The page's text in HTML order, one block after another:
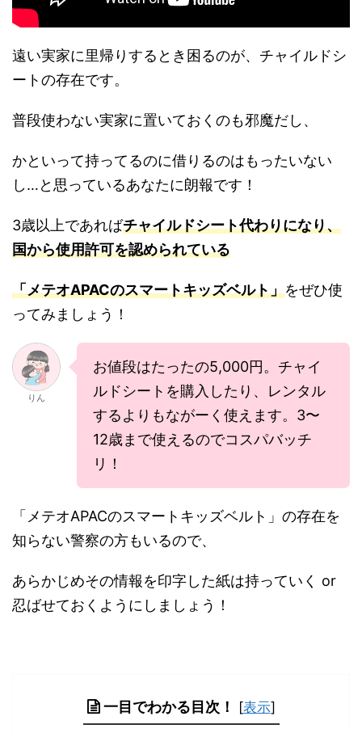
遠い実家に里帰りするとき困るのが、チャイルドシ
ートの存在です。
普段使わない実家に置いておくのも邪魔だし、
かといって持ってるのに借り るのはもったいない
し…と思っているあなたに朗報です！
3歳以上であればチャイルドシート代わりになり、
国から使用許可を認められている
「メテオAPACのスマートキッズベルト」をぜひ使
ってみましょう！
りん
お値段はたったの5,000円。チャイ
ルドシートを購入したり、レンタル
するよりもながーく使えます。3〜
12歳まで使えるのでコスパバッチ
リ！
「メテオAPACのスマートキッズベルト」の存在を
知らない警察の方もいるので、
あらかじめその情報を印字した紙は持っていく or
忍ばせておくようにしま しょう！
一目でわかる目次！ [表示]